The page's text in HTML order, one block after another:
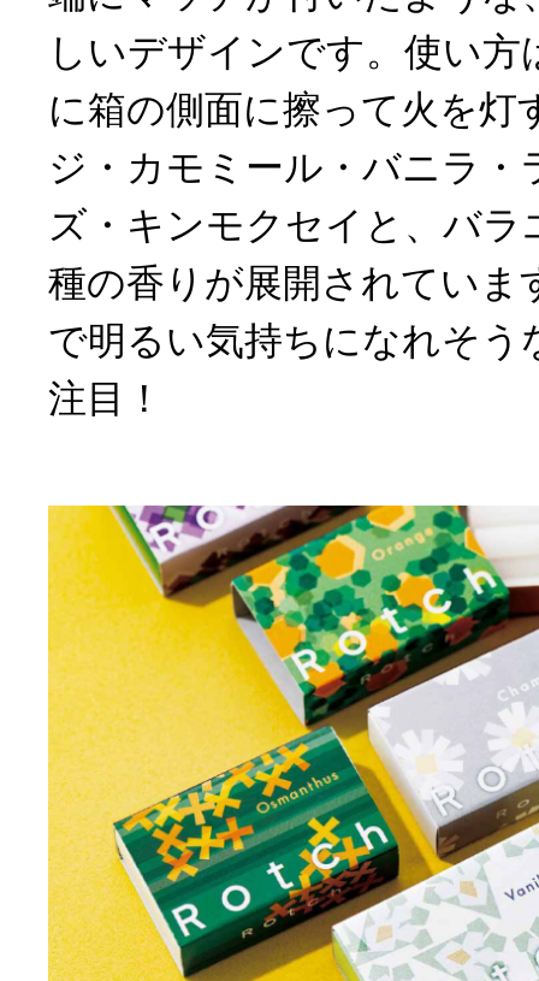
しいデザインです。使い
に箱の側面に擦って火を灯
ジ・カモミール・バニラ・
ズ・キンモクセイと、バラ
種の香りが展開されていま
で明るい気持ちになれそう
注目！